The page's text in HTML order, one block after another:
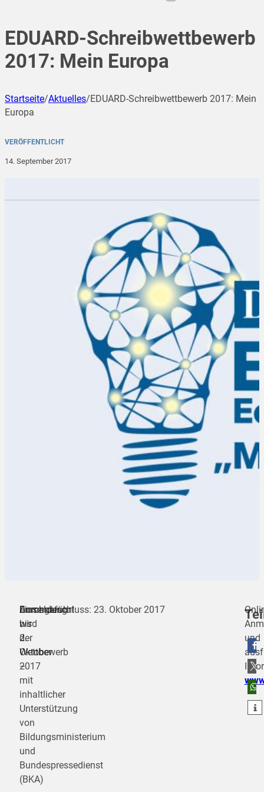
EDUARD-Schreibwettbewerb
2017: Mein Europa
Startseite/Aktuelles/EDUARD-Schreibwettbewerb 2017: Mein
Europa
VERÖFFENTLICHT
14. September 2017
Durchgeführt
wird
der
Wettbewerb
–
mit
inhaltlicher
Unterstützung
von
Bildungsministerium
und
Bundespressedienst
(BKA)
Anmeldung:
bis
2.
Oktober
2017
Einsendeschluss: 23. Oktober 2017
und
teilen
teilen
teilen